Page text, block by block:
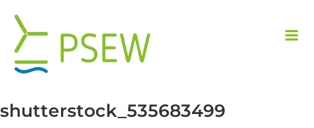
zawartości
shutterstock_535683499